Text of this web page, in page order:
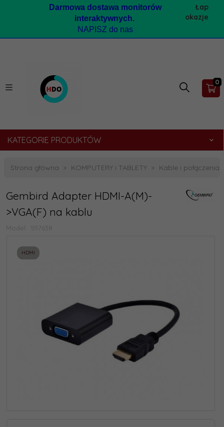
Darmowa dostawa monitorów
interaktywnych.
NAPISZ do nas
Łap
okazje
0
KATEGORIE PRODUKTÓW
Strona główna KOMPUTERY i TABLETY Kable i połączenia
Gembird Adapter HDMI-A(M)-
>VGA(F) na kablu
Model: 557638
HDMI